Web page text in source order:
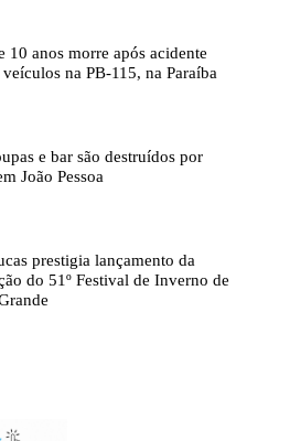
10 anos morre após acidente
na PB-115, na Paraíba
e bar são destruídos por
João Pessoa
prestigia lançamento da
do 51º Festival de Inverno de